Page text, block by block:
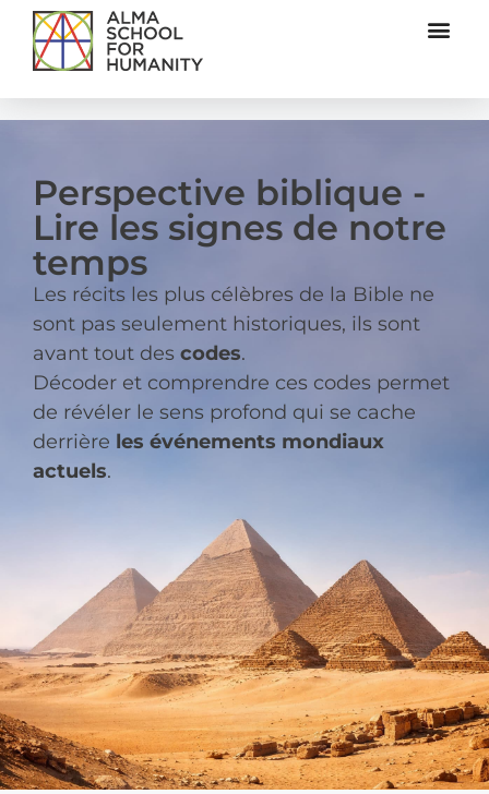
Perspective biblique -
Lire les signes de notre
temps
Les récits les plus célèbres de la Bible ne
sont pas seulement historiques, ils sont
avant tout des codes.
Décoder et comprendre ces codes permet
de révéler le sens profond qui se cache
derrière les événements mondiaux
actuels.